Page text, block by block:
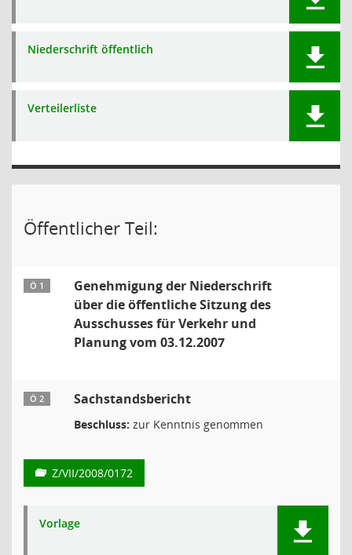
Niederschrift öffentlich
Verteilerliste
Öffentlicher Teil:
Ö 1
Genehmigung der Niederschrift
über die öffentliche Sitzung des
Ausschusses für Verkehr und
Planung vom 03.12.2007
Ö 2 Sachstandsbericht
Beschluss: zur Kenntnis genommen
Z/VII/2008/0172
Vorlage